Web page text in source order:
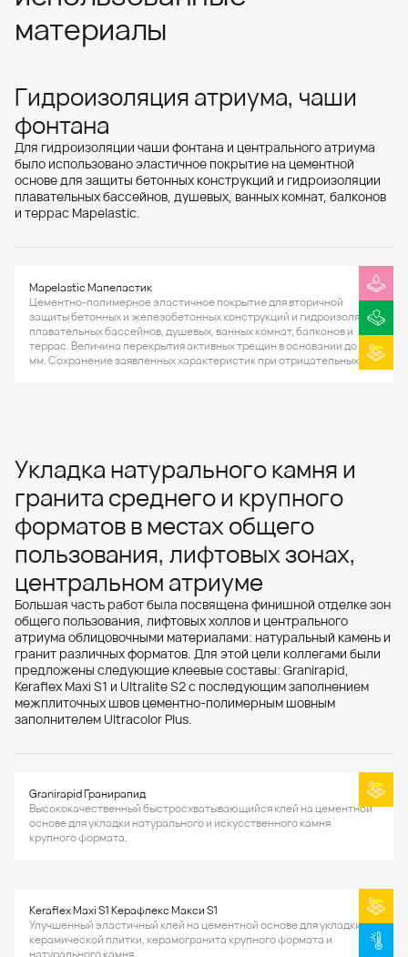
материалы
Гидроизоляция атриума, чаши
фонтана
Для гидроизоляции чаши фонтана и центрального атриума
было использовано эластичное покрытие на цементной
основе для защиты бетонных конструкций и гидроизоляции
плавательных бассейнов, душевых, ванных комнат, балконов
и террас Mapelastic.
Mapelastic Мапеластик
Цементно-полимерное эластичное покрытие для вторичной
защиты бетонных и железобетонных конструкций и гидроизоляции
плавательных бассейнов, душевых, ванных комнат, балконов и
террас. Величина перекрытия активных трещин в основании до 0,8
мм. Сохранение заявленных характеристик при отрицательных
Укладка натурального камня и
гранита среднего и крупного
форматов в местах общего
пользования, лифтовых зонах,
центральном атриуме
Большая часть работ была посвящена финишной отделке зон
общего пользования, лифтовых холлов и центрального
атриума облицовочными материалами: натуральный камень и
гранит различных форматов. Для этой цели коллегами были
предложены следующие клеевые составы: Granirapid,
Keraflex Maxi S1 и Ultralite S2 с последующим заполнением
межплиточных швов цементно-полимерным шовным
заполнителем Ultracolor Plus.
Granirapid Гранирапид
Высококачественный быстросхватывающийся клей на цементной
основе для укладки натурального и искусственного камня
крупного формата.
Keraflex Maxi S1 Керафлекс Макси S1
Улучшенный эластичный клей на цементной основе для укладки
керамической плитки, керамогранита крупного формата и
натурального камня.